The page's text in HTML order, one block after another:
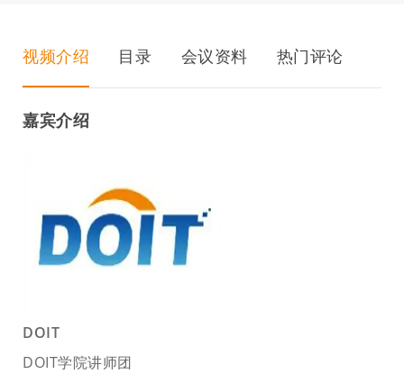
视频介绍 目录 会议资料 热门评论
嘉宾介绍
DOIT
DOIT学院讲师团